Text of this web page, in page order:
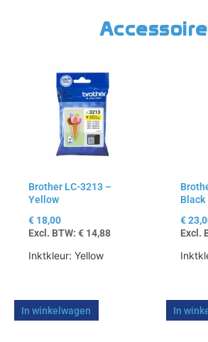
Brother LC-3213 –
Yellow
€ 18,00
Excl. BTW: € 14,88
Inktkleur: Yellow
In winkelwagen
Black
€
Excl.
In